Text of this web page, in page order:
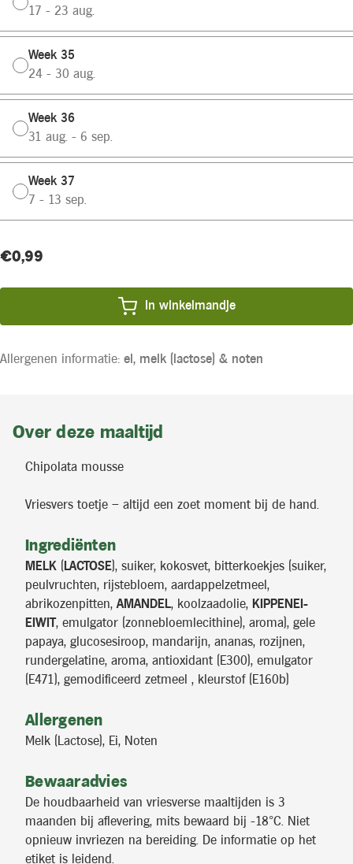
17 - 23 aug.
Week 35
24 - 30 aug.
Week 36
31 aug. - 6 sep.
Week 37
7 - 13 sep.
Huidige
Product
€0,99
In winkelmandje
Allergenen informatie: ei, melk (lactose) & noten
Over deze maaltijd
Chipolata mousse
Vriesvers toetje – altijd een zoet moment bij de hand.
Ingrediënten
MELK ( LACTOSE), suiker, kokosvet, bitterkoekjes (suiker,
peulvruchten, rijstebloem, aardappelzetmeel,
abrikozenpitten,AMANDEL, koolzaadolie, KIPPENEI-
EIWIT , emulgator (zonnebloemlecithine), aroma), gele
papaya, glucosesiroop, mandarijn, ananas, rozijnen,
rundergelatine, aroma, antioxidant (E300), emulgator
(E471), gemodificeerd zetmeel , kleurstof (E160b)
Allergenen
Melk (Lactose), Ei, Noten
Bewaaradvies
De houdbaarheid van vriesverse maaltijden is 3
maanden bij aflevering, mits bewaard bij -18°C. Niet
opnieuw invriezen na bereiding. De informatie op het
etiket is leidend.